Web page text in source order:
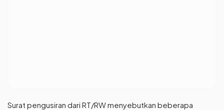
Surat pengusiran dari RT/RW menyebutkan beberapa